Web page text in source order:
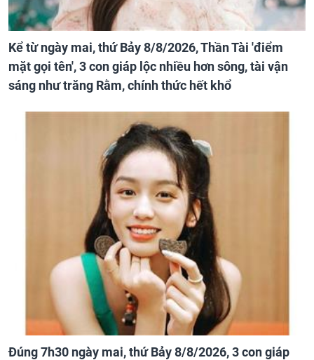
Kể từ ngày mai, thứ Bảy 8/8/2026, Thần Tài 'điểm
mặt gọi tên', 3 con giáp lộc nhiều hơn sông, tài vận
sáng như trăng Rằm, chính thức hết khổ
Đúng 7h30 ngày mai, thứ Bảy 8/8/2026, 3 con giáp